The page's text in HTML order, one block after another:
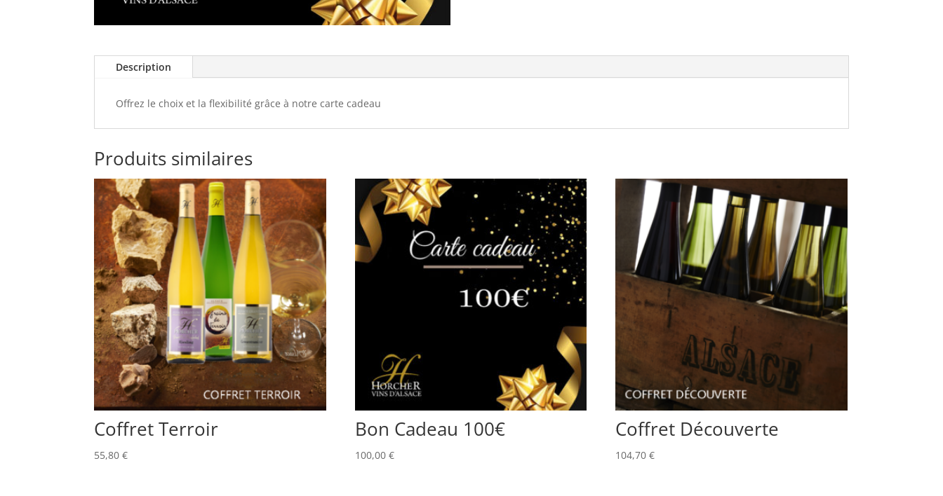
Description
Offrez le choix et la flexibilité grâce à notre carte cadeau
Produits similaires
Coffret Terroir
55,80€
Bon Cadeau 100€
100,00 €
Coffret Découverte
104,70€